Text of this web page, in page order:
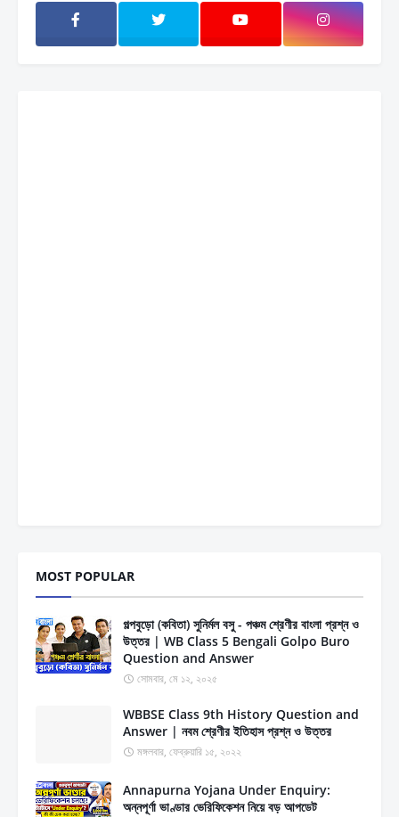
MOST POPULAR
গল্পবুড়ো (কবিতা) সুনির্মল বসু - পঞ্চম শ্রেণীর বাংলা প্রশ্ন ও
উত্তর | WB Class 5 Bengali Golpo Buro
Question and Answer
সোমবার, মে ১২, ২০২৫
WBBSE Class 9th History Question and
Answer | নবম শ্রেণীর ইতিহাস প্রশ্ন ও উত্তর
মঙ্গলবার, ফেব্রুয়ারি ১৫, ২০২২
Annapurna Yojana Under Enquiry:
অন্নপূর্ণা ভাণ্ডার ভেরিফিকেশন নিয়ে বড় আপডেট